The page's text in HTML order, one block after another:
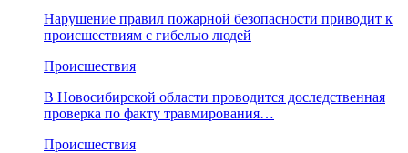
Нарушение правил пожарной безопасности приводит к
происшествиям с гибелью людей
Происшествия
В Новосибирской области проводится доследственная
проверка по факту травмирования…
Происшествия